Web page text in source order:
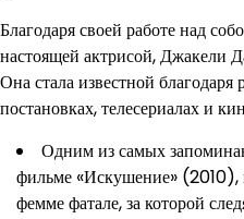
Благодаря своей работе над
настоящей актрисой, Джакели
Она стала известной благодаря
постановках, телесериалах и
Одним из самых
фильме «Искушение» (2010),
фемме фатале, за которой